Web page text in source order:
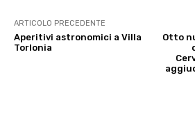
ARTICOLO PRECEDENTE
Aperitivi astronomici a Villa
Torlonia
Otto